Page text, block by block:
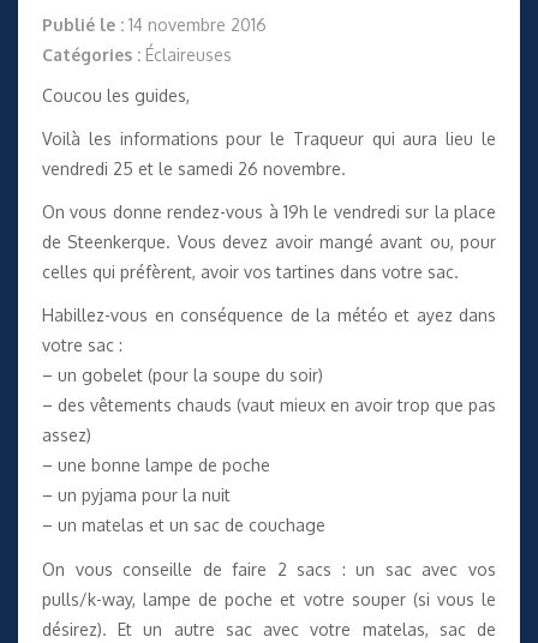
Publié le : 14 novembre 2016
Catégories : Éclaireuses
Coucou les guides,
Voilà les informations pour le Traqueur qui aura lieu le
vendredi 25 et le samedi 26 novembre.
On vous donne rendez-vous à 19h le vendredi sur la place
de Steenkerque. Vous devez avoir mangé avant ou, pour
celles qui préfèrent, avoir vos tartines dans votre sac.
Habillez-vous en conséquence de la météo et ayez dans
votre sac :
– un gobelet (pour la soupe du soir)
– des vêtements chauds (vaut mieux en avoir trop que pas
assez)
– une bonne lampe de poche
– un pyjama pour la nuit
– un matelas et un sac de couchage
On vous conseille de faire 2 sacs : un sac avec vos
pulls/k-way, lampe de poche et votre souper (si vous le
désirez). Et un autre sac avec votre matelas, sac de